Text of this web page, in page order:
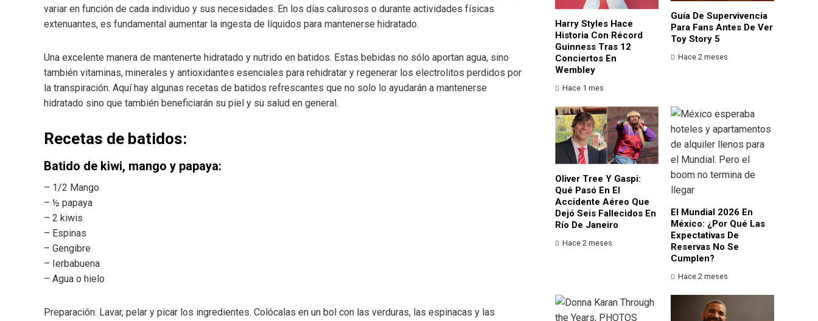
variar en función de cada individuo y sus necesidades. En los días calurosos o durante actividades físicas
extenuantes, es fundamental aumentar la ingesta de líquidos para mantenerse hidratado.
Una excelente manera de mantenerte hidratado y nutrido en batidos. Estas bebidas no sólo aportan agua, sino
también vitaminas, minerales y antioxidantes esenciales para rehidratar y regenerar los electrolitos perdidos por
la transpiración. Aquí hay algunas recetas de batidos refrescantes que no solo lo ayudarán a mantenerse
hidratado sino que también beneficiarán su piel y su salud en general.
Recetas de batidos:
Batido de kiwi, mango y papaya:
– 1/2 Mango
– ½ papaya
– 2 kiwis
– Espinas
– Gengibre
– Ierbabuena
– Agua o hielo
Preparación: Lavar, pelar y picar los ingredientes. Colócalas en un bol con las verduras, las espinacas y las
Harry Styles Hace
Historia Con Récord
Guinness Tras 12
Conciertos En
Wembley
Hace 1 mes
Guía De Supervivencia
Para Fans Antes De Ver
Toy Story 5
Hace 2 meses
Oliver Tree Y Gaspi:
Qué Pasó En El
Accidente Aéreo Que
Dejó Seis Fallecidos En
Río De Janeiro
Hace 2 meses
El Mundial 2026 En
México: ¿por Qué Las
Expectativas De
Reservas No Se
Cumplen?
Hace 2 meses